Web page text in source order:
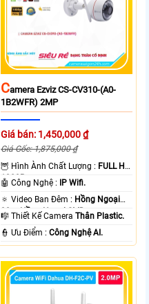
CAmera Ezviz CS-CV310-(A0-
1B2WFR) 2MP
Giá bán: 1,450,000 ₫
Giá Gốc: 1,875,000 ₫
🦉 Hình Ành Chất Lượng : FULL HD
1080P .
🤖️ Công Nghệ :
IP Wifi.
🔅 Video Ban Đêm : Hồng Ngoại
30m Hồng Ngoại SMD.
🎼️ Thiết Kế CameraThân Plastic.
️👮 Ưu Điểm :Công Nghệ AI.